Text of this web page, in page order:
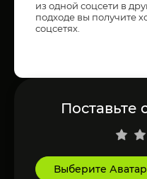
из одной соцсети в
подходе вы получите
соцсетях.
Поставьте
Выберите